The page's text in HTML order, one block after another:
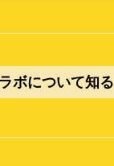
ボについて知る